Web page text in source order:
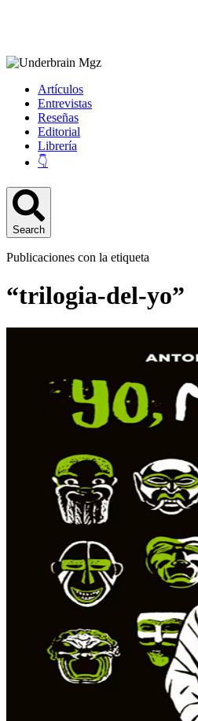
Artículos
Entrevistas
Reseñas
Editorial
Librería
👇
Search
Publicaciones con la etiqueta
“trilogia-del-yo”